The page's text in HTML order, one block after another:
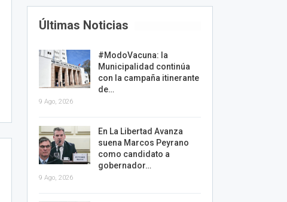
Últimas Noticias
#ModoVacuna: la
Municipalidad continúa
con la campaña itinerante
de…
9 Ago, 2026
En La Libertad Avanza
suena Marcos Peyrano
como candidato a
gobernador…
9 Ago, 2026